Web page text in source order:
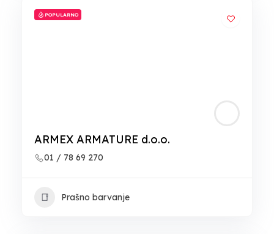
POPULARNO
ARMEX ARMATURE d.o.o.
01 / 78 69 270
Prašno barvanje